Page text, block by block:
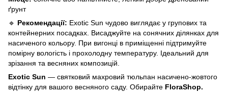
ґрунт
🔹 Рекомендації: Exotic Sun чудово виглядає у групових та
контейнерних посадках. Висаджуйте на сонячних ділянках для
насиченого кольору. При вигонці в приміщенні підтримуйте
помірну вологість і прохолодну температуру. Ідеальний для
зрізання та весняних композицій.
Exotic Sun — святковий махровий тюльпан насичено-жовтого
відтінку для вашого весняного саду. Обирайте FloraShop.